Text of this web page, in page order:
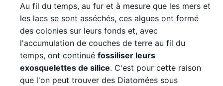
Au fil du temps, au fur et à mesure que les mers et
les lacs se sont asséchés, ces algues ont formé
des colonies sur leurs fonds et, avec
l'accumulation de couches de terre au fil du
temps, ont continué fossiliser leurs
exosquelettes de silice. C'est pour cette raison
que l'on peut trouver des Diatomées sous